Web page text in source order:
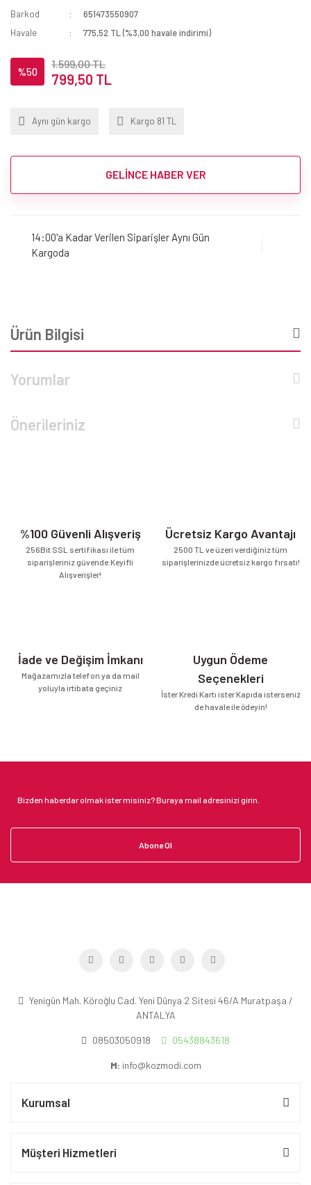
Barkod
651473550907
Havale
775,52 TL (%3,00 havale indirimi)
%50
1.599,00 TL
799,50 TL
Aynı gün kargo Kargo 81 TL
GELİNCE HABER VER
14:00'a Kadar Verilen Siparişler Aynı Gün
Kargoda
Ürün Bilgisi
Yorumlar
Önerileriniz
%100 Güvenli Alışveriş
256Bit SSL sertifikası ile tüm
siparişleriniz güvende.Keyifli
Alışverişler!
Ücretsiz Kargo Avantajı
2500 TL ve üzeri verdiğiniz tüm
siparişlerinizde ücretsiz kargo fırsatı!
İade ve Değişim İmkanı
Mağazamızla telefon ya da mail
yoluyla irtibata geçiniz
Uygun Ödeme
Seçenekleri
İster Kredi Kartı ister Kapıda isterseniz
de havale ile ödeyin!
Abone Ol
Yenigün Mah. Köroğlu Cad. Yeni Dünya 2 Sitesi 46/A Muratpaşa /
ANTALYA
08503050918 05438843618
M: info@kozmodi.com
Kurumsal
Müşteri Hizmetleri